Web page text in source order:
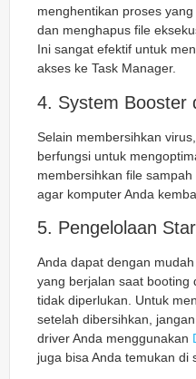
menghentikan proses
dan menghapus file
Ini sangat efektif untuk
akses ke Task Manager.
4. System Booster
Selain membersihkan virus,
berfungsi untuk
membersihkan file
agar komputer Anda
5. Pengelolaan
Anda dapat dengan
yang berjalan saat booting
tidak diperlukan. Untuk
setelah dibersihkan,
driver Anda menggunakan
juga bisa Anda temukan di